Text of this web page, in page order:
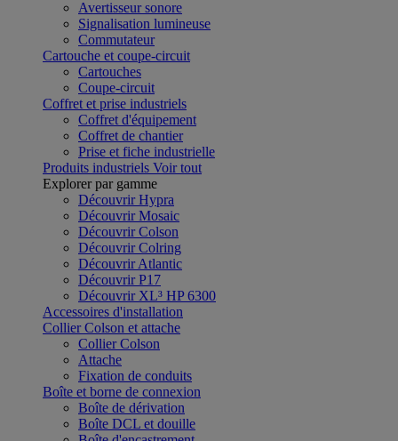
Avertisseur sonore
Signalisation lumineuse
Commutateur
Cartouche et coupe-circuit
Cartouches
Coupe-circuit
Coffret et prise industriels
Coffret d'équipement
Coffret de chantier
Prise et fiche industrielle
Produits industriels Voir tout
Explorer par gamme
Découvrir Hypra
Découvrir Mosaic
Découvrir Colson
Découvrir Colring
Découvrir Atlantic
Découvrir P17
Découvrir XL³ HP 6300
Accessoires d'installation
Collier Colson et attache
Collier Colson
Attache
Fixation de conduits
Boîte et borne de connexion
Boîte de dérivation
Boîte DCL et douille